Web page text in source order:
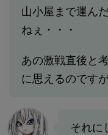
山小屋まで運ん
ねぇ・・・
あの激戦直後と
に思えるのです
それに